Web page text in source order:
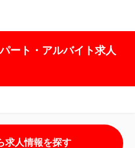
ート・アルバイト求人
求人情報を探す